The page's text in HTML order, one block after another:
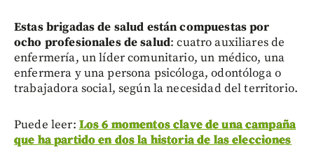
Estas brigadas de salud están compuestas por
ocho profesionales de salud: cuatro auxiliares de
enfermería, un líder comunitario, un médico, una
enfermera y una persona psicóloga, odontóloga o
trabajadora social, según la necesidad del territorio.
Puede leer: Los 6 momentos clave de una campaña
que ha partido en dos la historia de las elecciones